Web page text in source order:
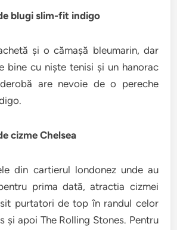
blugi slim-fit indigo
și o cămașă bleumarin, dar
bine cu niște tenisi și un hanorac
are nevoie de o pereche
cizme Chelsea
din cartierul londonez unde au
prima dată, atractia cizmei
purtatori de top în randul celor
și apoi The Rolling Stones. Pentru